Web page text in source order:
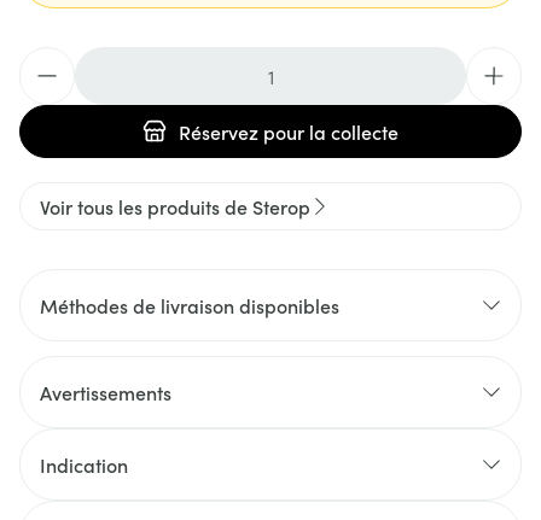
Réservez pour la collecte
Voir tous les produits de Sterop
Méthodes de livraison disponibles
Avertissements
Indication